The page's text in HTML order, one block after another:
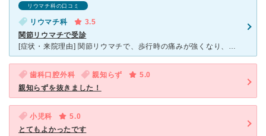
リウマチ科の口コミ
リウマチ科
3.5
関節リウマチで受診
[症状・来院理由] 関節リウマチで、歩行時の痛みが強くなり、人工股関節の手術が必要かどうかを含めて判断してもらうために受診しました。 [医師の診断・治療法] レントゲンやら血液検査やらMRI
歯科口腔外科 親知らず
5.0
親知らずを抜きました！
小児科
5.0
とてもよかったです